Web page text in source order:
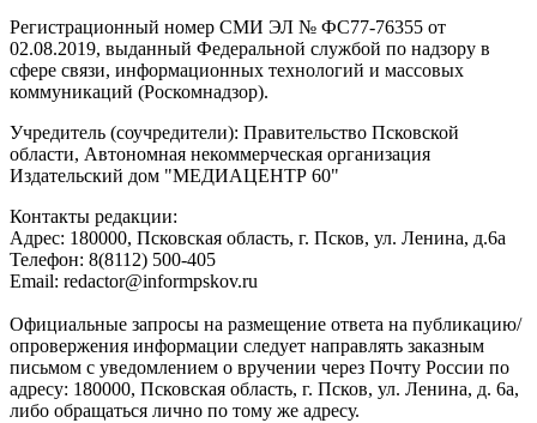
Регистрационный номер СМИ ЭЛ № ФС77-76355 от
02.08.2019, выданный Федеральной службой по надзору в
сфере связи, информационных технологий и массовых
коммуникаций (Роскомнадзор).
Учредитель (соучредители): Правительство Псковской
области, Автономная некоммерческая организация
Издательский дом "МЕДИАЦЕНТР 60"
Контакты редакции:
Адреc: 180000, Псковская область, г. Псков, ул. Ленина, д.6а
Телефон: 8(8112) 500-405
Email: redactor@informpskov.ru
Официальные запросы на размещение ответа на публикацию/
опровержения информации следует направлять заказным
письмом с уведомлением о вручении через Почту России по
адресу: 180000, Псковская область, г. Псков, ул. Ленина, д. 6а,
либо обращаться лично по тому же адресу.